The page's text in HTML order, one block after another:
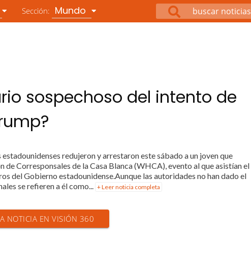
Sección: Mundo
sospechoso del intento de
redujeron y arrestaron este sábado a un joven que
Corresponsales de la Casa Blanca (WHCA), evento al que asistían el
del Gobierno estadounidense.Aunque las autoridades no han dado el
se refieren a él como... + Leer noticia completa
NOTICIA EN VISIÓN 360